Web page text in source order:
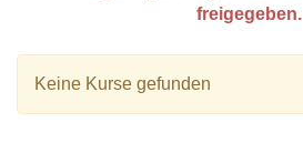
freigegeben.
Keine Kurse gefunden